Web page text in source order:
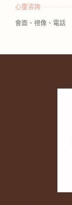
心靈咨詢
會面、視像、電話